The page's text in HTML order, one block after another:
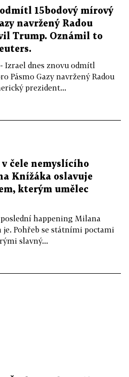
15bodový mírový
navržený Radou
Trump. Oznámil to
Izrael dnes znovu odmítl
Pásmo Gazy navržený Radou
prezident...
čele nemyslícího
Knížáka oslavuje
kterým umělec
happening Milana
je. Pohřeb se státními poctami
slavný...